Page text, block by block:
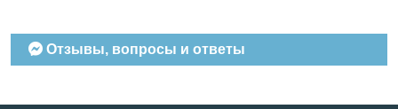
Отзывы, вопросы и ответы